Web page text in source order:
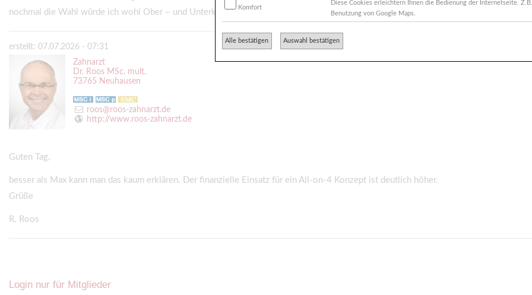
nochmal die Wahl würde ich wohl Ober – und Unterkiefer festsitzend versorgen lassen, das Putzen ist eine reine Übungssache.
erstellt: 07.07.2026 - 07:31
Zahnarzt
Dr. Roos MSc. mult.
73765 Neuhausen
roos@roos-zahnarzt.de
http://www.roos-zahnarzt.de
Guten Tag,
besser als Max kann man das kaum erklären. Der finanzielle Einsatz für ein All-on-4 Konzept ist deutlich höher.
Grüße
R. Roos
Login nur für Mitglieder
Komfort
Diese Cookies erleichtern Ihnen die Bedienung der Internetseite.
Benutzung von Google Maps.
Alle bestätigen Auswahl bestätigen